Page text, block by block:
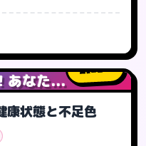
あなた...
22人
康状態と不足色